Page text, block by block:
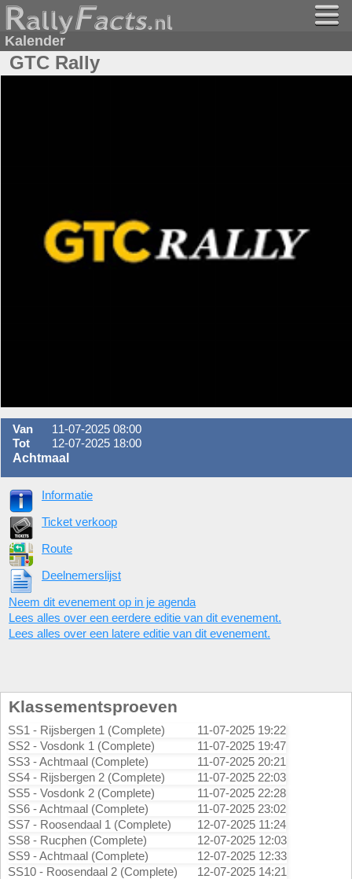
Kalender
GTC Rally
Van
11-07-2025 08:00
Tot
12-07-2025 18:00
Achtmaal
Informatie
Ticket verkoop
Route
Deelnemerslijst
Neem dit evenement op in je agenda
Lees alles over een eerdere editie van dit evenement.
Lees alles over een latere editie van dit evenement.
Klassementsproeven
SS1 - Rijsbergen 1 (Complete)
11-07-2025 19:22
SS2 - Vosdonk 1 (Complete)
11-07-2025 19:47
SS3 - Achtmaal (Complete)
11-07-2025 20:21
SS4 - Rijsbergen 2 (Complete)
11-07-2025 22:03
SS5 - Vosdonk 2 (Complete)
11-07-2025 22:28
SS6 - Achtmaal (Complete)
11-07-2025 23:02
SS7 - Roosendaal 1 (Complete)
12-07-2025 11:24
SS8 - Rucphen (Complete)
12-07-2025 12:03
SS9 - Achtmaal (Complete)
12-07-2025 12:33
SS10 - Roosendaal 2 (Complete)
12-07-2025 14:21